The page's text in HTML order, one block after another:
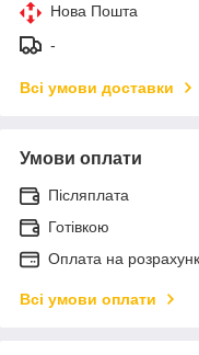
Нова Пошта
-
Всі умови доставки
Умови оплати
Післяплата
Готівкою
Оплата на
Всі умови оплати